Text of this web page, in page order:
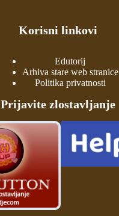
Korisni linkovi
Edutorij
Arhiva stare web stranice
Politika privatnosti
Prijavite zlostavljanje